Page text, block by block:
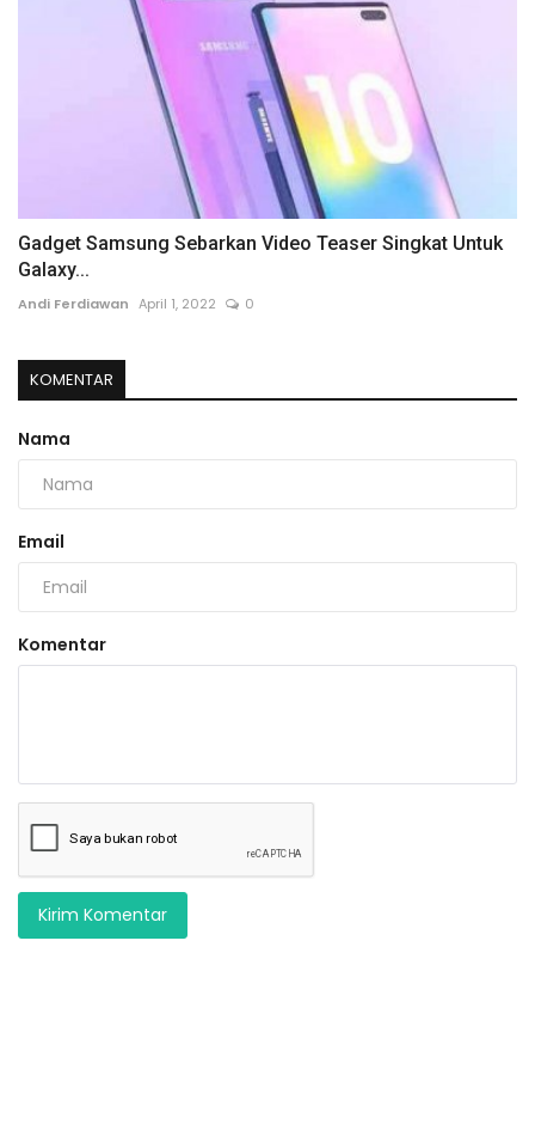
Gadget Samsung Sebarkan Video Teaser Singkat Untuk
Galaxy...
Andi Ferdiawan April 1, 2022 0
KOMENTAR
Nama
Email
Komentar
Kirim Komentar